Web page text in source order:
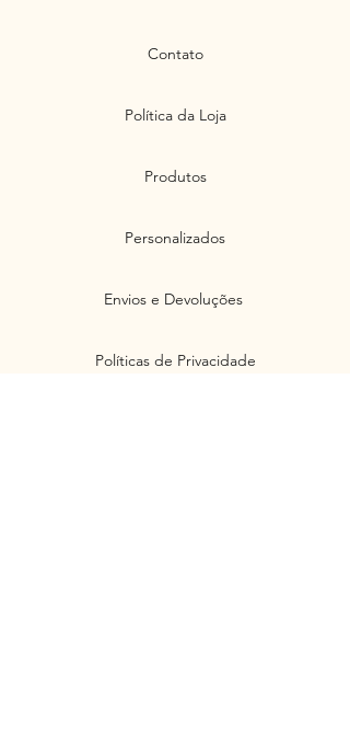
Contato
Política da Loja
Produtos
Personalizados
Envios e Devoluções
Políticas de Privacidade